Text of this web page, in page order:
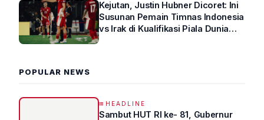
Kejutan, Justin Hubner Dicoret: Ini
Susunan Pemain Timnas Indonesia
vs Irak di Kualifikasi Piala Dunia
POPULAR NEWS
HEADLINE
Sambut HUT RI ke- 81, Gubernur